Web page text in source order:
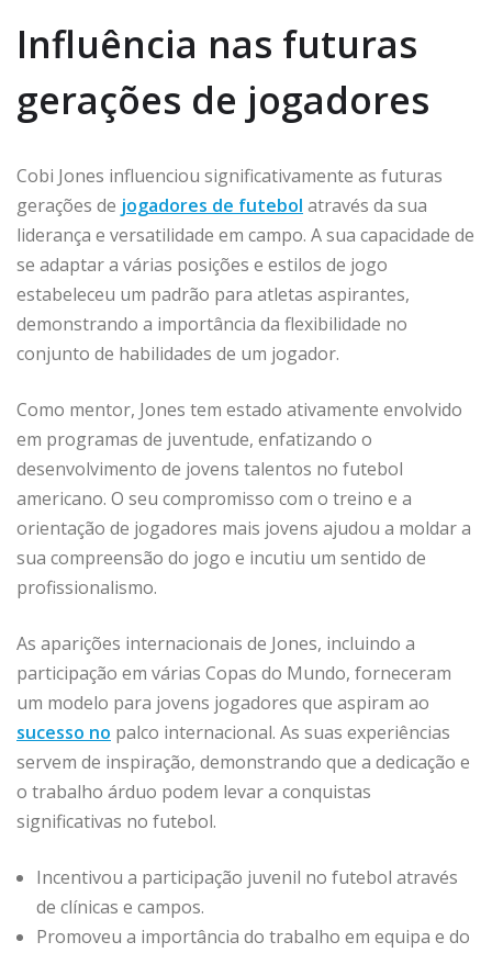
Influência nas futuras
gerações de jogadores
Cobi Jones influenciou significativamente as futuras
gerações de jogadores de futebol através da sua
liderança e versatilidade em campo. A sua capacidade de
se adaptar a várias posições e estilos de jogo
estabeleceu um padrão para atletas aspirantes,
demonstrando a importância da flexibilidade no
conjunto de habilidades de um jogador.
Como mentor, Jones tem estado ativamente envolvido
em programas de juventude, enfatizando o
desenvolvimento de jovens talentos no futebol
americano. O seu compromisso com o treino e a
orientação de jogadores mais jovens ajudou a moldar a
sua compreensão do jogo e incutiu um sentido de
profissionalismo.
As aparições internacionais de Jones, incluindo a
participação em várias Copas do Mundo, forneceram
um modelo para jovens jogadores que aspiram ao
sucesso no palco internacional. As suas experiências
servem de inspiração, demonstrando que a dedicação e
o trabalho árduo podem levar a conquistas
significativas no futebol.
Incentivou a participação juvenil no futebol através
de clínicas e campos.
Promoveu a importância do trabalho em equipa e do